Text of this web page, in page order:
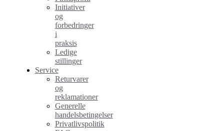
Initiativer
og
forbedringer
i
praksis
Ledige
stillinger
Service
Returvarer
og
reklamationer
Generelle
handelsbetingelser
Privatlivspolitik